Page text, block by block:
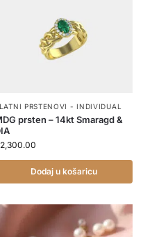
PRSTENOVI - INDIVIDUAL
prsten – 14kt Smaragd &
2,300.00
Dodaj u košaricu